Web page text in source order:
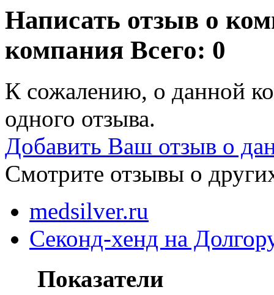
Написать отзыв о
компания Всего: 0
К сожалению, о данной
одного отзыва.
Добавить Ваш отзыв о
Смотрите отзывы о
medsilver.ru
Секонд-хенд на
Показатели